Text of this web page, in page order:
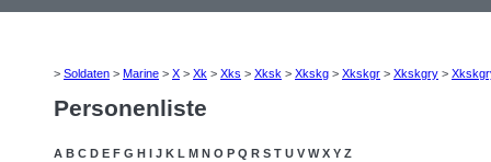
> Soldaten > Marine > X > Xk > Xks > Xksk > Xkskg > Xkskgr > Xkskgry >
Personenliste
A B C D E F G H I J K L M N O P Q R S T U V W X Y Z